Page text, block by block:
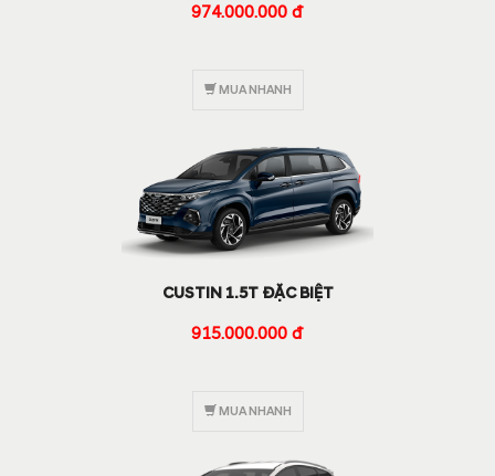
974.000.000 đ
MUA NHANH
CUSTIN 1.5T ĐẶC BIỆT
915.000.000 đ
MUA NHANH